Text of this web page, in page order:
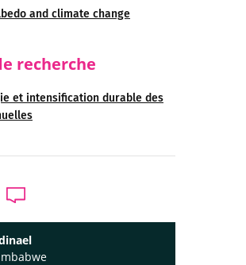
and climate change
recherche
et intensification durable des